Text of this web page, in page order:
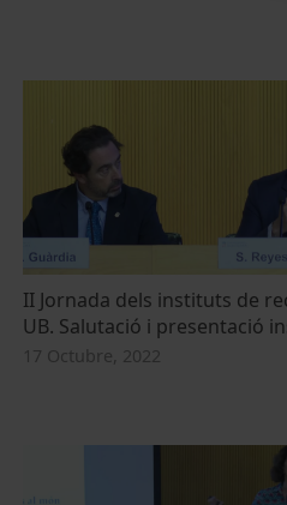
II Jornada dels instituts de
UB. Salutació i presentació
17 Octubre, 2022